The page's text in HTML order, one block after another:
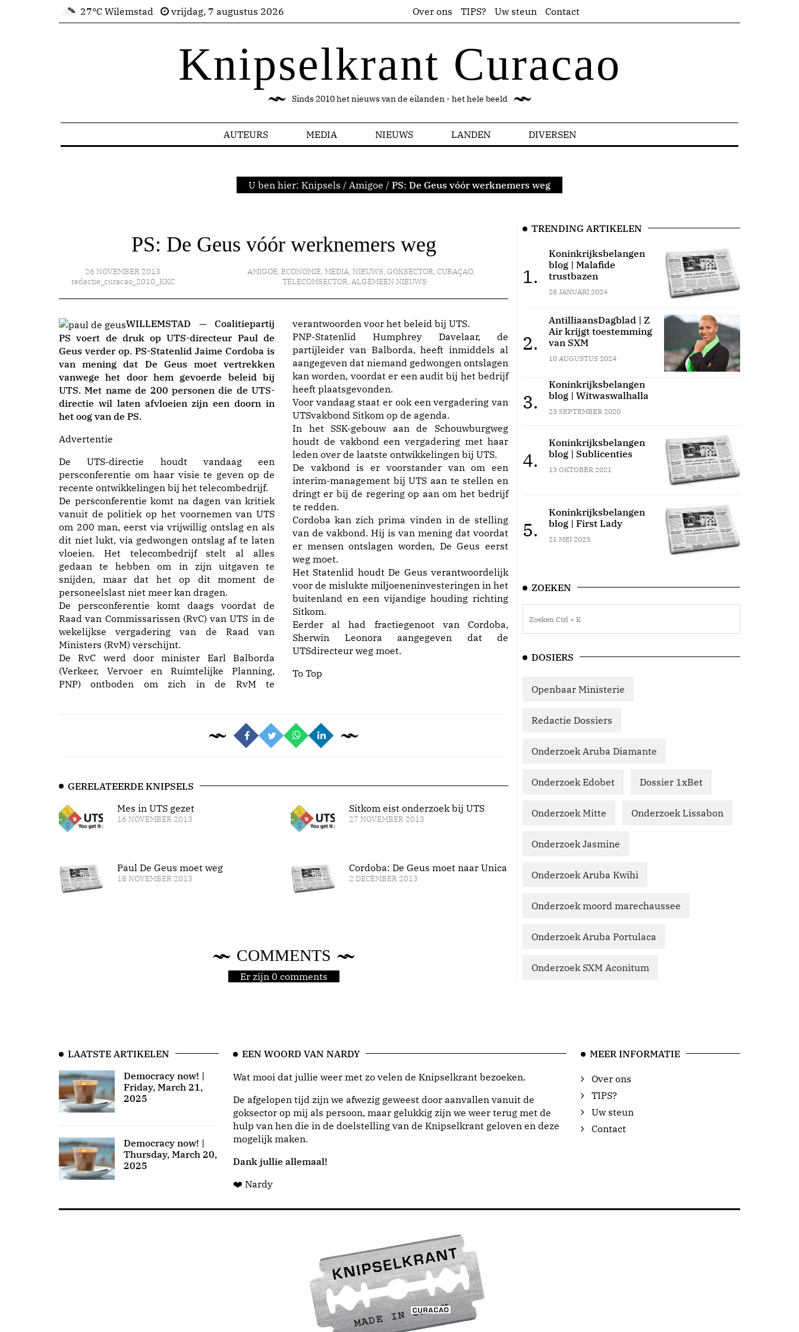
27°C Wilemstad vrijdag, 7 augustus 2026 Over ons TIPS? Uw steun Contact
Knipselkrant Curacao
Sinds 2010 het nieuws van de eilanden - het hele beeld
AUTEURS MEDIA NIEUWS LANDEN DIVERSEN
U ben hier: Knipsels / Amigoe / PS: De Geus vóór werknemers weg
PS: De Geus vóór werknemers weg
26 NOVEMBER 2013
redactie_curacao_2010_KKC
AMIGOE, ECONOMIE, MEDIA, NIEUWS, GOKSECTOR, CURAÇAO,
TELECOMSECTOR,ALGEMEEN NIEUWS
WILLEMSTAD — Coalitiepartij
PS voert de druk op UTS-directeur Paul de
Geus verder op. PS-Statenlid Jaime Cordoba is
van mening dat De Geus moet vertrekken
vanwege het door hem gevoerde beleid bij
UTS. Met name de 200 personen die de UTS-
directie wil laten afvloeien zijn een doorn in
het oog van de PS.
Advertentie
De UTS-directie houdt vandaag een
persconferentie om haar visie te geven op de
recente ontwikkelingen bij het telecombedrijf.
De persconferentie komt na dagen van kritiek
vanuit de politiek op het voornemen van UTS
om 200 man, eerst via vrijwillig ontslag en als
dit niet lukt, via gedwongen ontslag af te laten
vloeien. Het telecombedrijf stelt al alles
gedaan te hebben om in zijn uitgaven te
snijden, maar dat het op dit moment de
personeelslast niet meer kan dragen.
De persconferentie komt daags voordat de
Raad van Commissarissen (RvC) van UTS in de
wekelijkse vergadering van de Raad van
Ministers (RvM) verschijnt.
De RvC werd door minister Earl Balborda
(Verkeer, Vervoer en Ruimtelijke Planning,
PNP) ontboden om zich in de RvM te
verantwoorden voor het beleid bij UTS.
PNP-Statenlid Humphrey Davelaar, de
partijleider van Balborda, heeft inmiddels al
aangegeven dat niemand gedwongen ontslagen
kan worden, voordat er een audit bij het bedrijf
heeft plaatsgevonden.
Voor vandaag staat er ook een vergadering van
UTSvakbond Sitkom op de agenda.
In het SSK-gebouw aan de Schouwburgweg
houdt de vakbond een vergadering met haar
leden over de laatste ontwikkelingen bij UTS.
De vakbond is er voorstander van om een
interim-management bij UTS aan te stellen en
dringt er bij de regering op aan om het bedrijf
te redden.
Cordoba kan zich prima vinden in de stelling
van de vakbond. Hij is van mening dat voordat
er mensen ontslagen worden, De Geus eerst
weg moet.
Het Statenlid houdt De Geus verantwoordelijk
voor de mislukte miljoeneninvesteringen in het
buitenland en een vijandige houding richting
Sitkom.
Eerder al had fractiegenoot van Cordoba,
Sherwin Leonora aangegeven dat de
UTSdirecteur weg moet.
To Top
GERELATEERDE KNIPSELS
Mes in UTS gezet
16 NOVEMBER 2013
Paul De Geus moet weg
18 NOVEMBER 2013
Sitkom eist onderzoek bij UTS
27 NOVEMBER 2013
Cordoba: De Geus moet naar Unica
2 DECEMBER 2013
COMMENTS
Er zijn 0 comments
TRENDING ARTIKELEN
1.
Koninkrijksbelangen
blog | Malafide
trustbazen
28 JANUARI 2024
2.
AntilliaansDagblad | Z
Air krijgt toestemming
van SXM
10 AUGUSTUS 2024
3.
Koninkrijksbelangen
blog | Witwaswalhalla
23 SEPTEMBER 2020
4.
Koninkrijksbelangen
blog | Sublicenties
13 OKTOBER 2021
5.
Koninkrijksbelangen
blog | First Lady
21 MEI 2023
ZOEKEN
DOSIERS
Openbaar Ministerie
Redactie Dossiers
Onderzoek Aruba Diamante
Onderzoek Edobet Dossier 1xBet
Onderzoek Mitte Onderzoek Lissabon
Onderzoek Jasmine
Onderzoek Aruba Kwihi
Onderzoek moord marechaussee
Onderzoek Aruba Portulaca
Onderzoek SXM Aconitum
LAATSTE ARTIKELEN
Democracy now! |
Friday, March 21,
2025
Democracy now! |
Thursday, March 20,
2025
EEN WOORD VAN NARDY
Wat mooi dat jullie weer met zo velen de Knipselkrant bezoeken.
De afgelopen tijd zijn we afwezig geweest door aanvallen vanuit de
goksector op mij als persoon, maar gelukkig zijn we weer terug met de
hulp van hen die in de doelstelling van de Knipselkrant geloven en deze
mogelijk maken.
Dank jullie allemaal!
❤️ Nardy
MEER INFORMATIE
Over ons
TIPS?
Uw steun
Contact